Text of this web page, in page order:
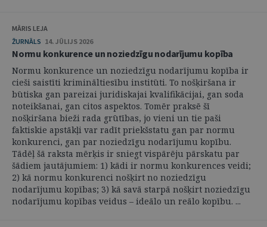
MĀRIS LEJA
ŽURNĀLS 14. JŪLIJS 2026
Normu konkurence un noziedzīgu nodarījumu kopība
Normu konkurence un noziedzīgu nodarījumu kopība ir
cieši saistīti krimināltiesību institūti. To nošķiršana ir
būtiska gan pareizai juridiskajai kvalifikācijai, gan soda
noteikšanai, gan citos aspektos. Tomēr praksē šī
nošķiršana bieži rada grūtības, jo vieni un tie paši
faktiskie apstākļi var radīt priekšstatu gan par normu
konkurenci, gan par noziedzīgu nodarījumu kopību.
Tādēļ šā raksta mērķis ir sniegt vispārēju pārskatu par
šādiem jautājumiem: 1) kādi ir normu konkurences veidi;
2) kā normu konkurenci nošķirt no noziedzīgu
nodarījumu kopības; 3) kā savā starpā nošķirt noziedzīgu
nodarījumu kopības veidus – ideālo un reālo kopību. ...